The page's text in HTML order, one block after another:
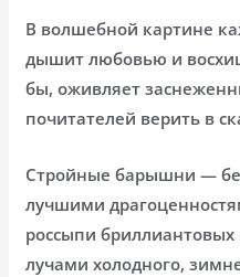
В волшебной картине
дышит любовью и
бы, оживляет
почитателей верить в
Стройные барышни —
лучшими
россыпи
лучами холодного,